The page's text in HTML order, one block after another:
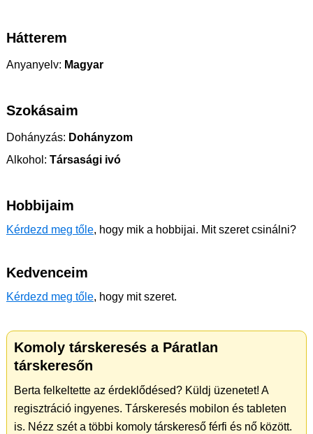
Hátterem
Anyanyelv: Magyar
Szokásaim
Dohányzás: Dohányzom
Alkohol: Társasági ivó
Hobbijaim
Kérdezd meg tőle, hogy mik a hobbijai. Mit szeret csinálni?
Kedvenceim
Kérdezd meg tőle, hogy mit szeret.
Komoly társkeresés a Páratlan
társkeresőn
Berta felkeltette az érdeklődésed? Küldj üzenetet! A
regisztráció ingyenes. Társkeresés mobilon és tableten
is. Nézz szét a többi komoly társkereső férfi és nő között.